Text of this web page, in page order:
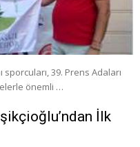
39. Prens Adaları
önemli …
İlk